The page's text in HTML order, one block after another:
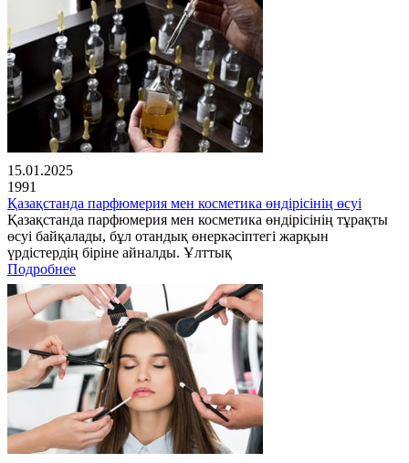
15.01.2025
1991
Қазақстанда парфюмерия мен косметика өндірісінің өсуі
Қазақстанда парфюмерия мен косметика өндірісінің тұрақты
өсуі байқалады, бұл отандық өнеркәсіптегі жарқын
үрдістердің біріне айналды. Ұлттық
Подробнее